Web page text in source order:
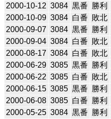
2000-10-12 3084 黒番 勝利
2000-10-09 3084 白番 敗北
2000-09-07 3084 黒番 勝利
2000-09-04 3084 白番 敗北
2000-08-17 3084 白番 敗北
2000-06-29 3085 黒番 勝利
2000-06-22 3085 白番 敗北
2000-06-15 3085 黒番 勝利
2000-06-08 3085 白番 勝利
2000-05-25 3084 黒番 勝利